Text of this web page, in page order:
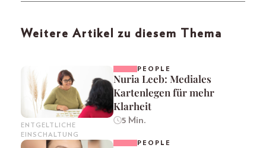
Weitere Artikel zu diesem Thema
ENTGELTLICHE
EINSCHALTUNG
PEOPLE
Nuria Leeb: Mediales
Kartenlegen für mehr
Klarheit
5 Min.
PEOPLE